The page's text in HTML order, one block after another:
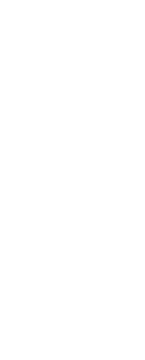
aos favoritos